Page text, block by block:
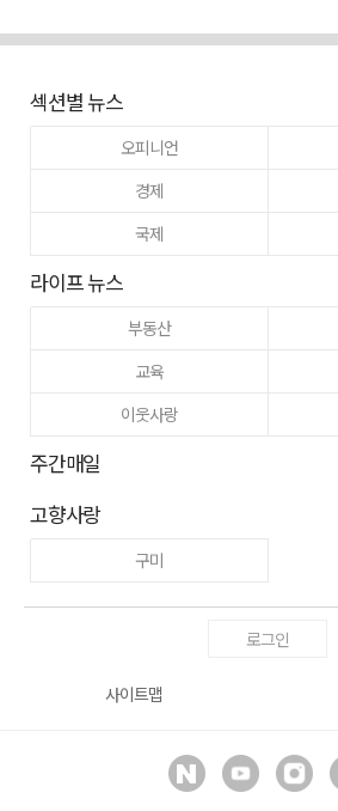
섹션별 뉴스
오피니언
경제
국제
라이프 뉴스
부동산
교육
이웃사랑
주간매일
고향사랑
구미
로그인
사이트맵